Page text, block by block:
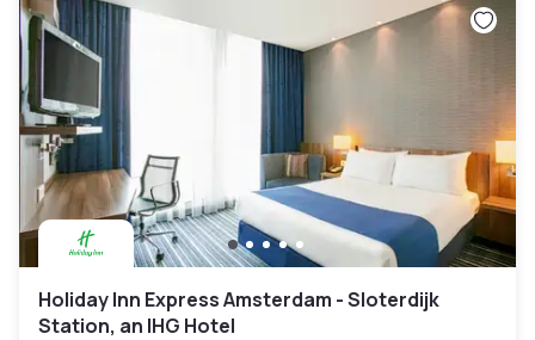
Holiday Inn Express Amsterdam - Sloterdijk
Station, an IHG Hotel